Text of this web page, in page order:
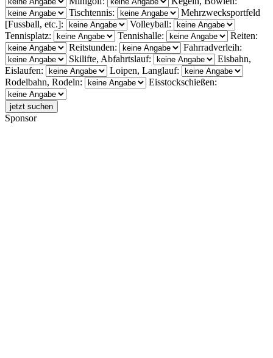
Tischtennis:
Mehrzwecksportfeld
[Fussball, etc.]:
Volleyball:
Tennisplatz:
Tennishalle:
Reiten:
Reitstunden:
Fahrradverleih:
Skilifte, Abfahrtslauf:
Eisbahn,
Eislaufen:
Loipen, Langlauf:
Rodelbahn, Rodeln:
Eisstockschießen:
Sponsor